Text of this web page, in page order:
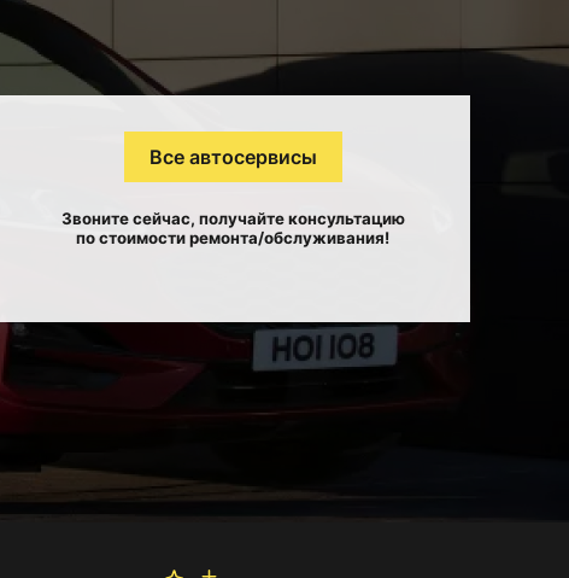
Все автосервисы
Звоните сейчас, получайте консультацию
по стоимости ремонта/обслуживания!